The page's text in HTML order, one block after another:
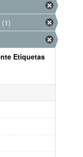
(1)
Etiquetas